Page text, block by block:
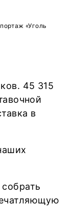
«Уголь
45 315
в